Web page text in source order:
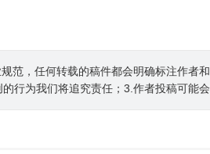
范，任何转载的稿件都会明确标注作者
行为我们将追究责任；3.作者投稿可能